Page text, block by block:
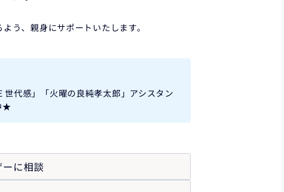
う、親身にサポートいたします。
世代感」「火曜の良純孝太郎」アシスタン
★
に相談